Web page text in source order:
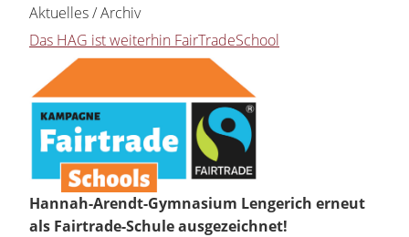
Aktuelles / Archiv
Das HAG ist weiterhin FairTradeSchool
Hannah-Arendt-Gymnasium Lengerich erneut
als Fairtrade-Schule ausgezeichnet!